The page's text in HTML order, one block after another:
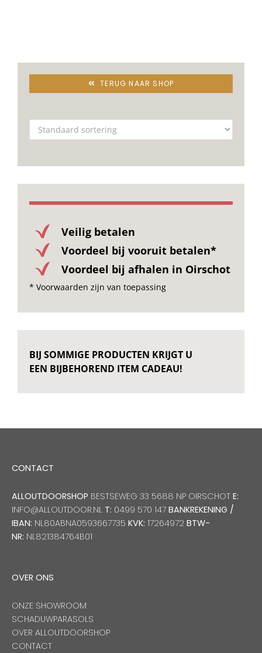
TERUG NAAR SHOP
Veilig betalen
Voordeel bij vooruit betalen*
Voordeel bij afhalen in Oirschot
* Voorwaarden zijn van toepassing
BIJ SOMMIGE PRODUCTEN KRIJGT U
EEN BIJBEHOREND ITEM CADEAU!
CONTACT
ALLOUTDOORSHOP BESTSEWEG 33 5688 NP OIRSCHOT E:
INFO@ALLOUTDOOR.NL T: 0499 570 147 BANKREKENING /
IBAN: NL80ABNA0593667735 KVK: 17264972 BTW-
NR: NL821384764B01
OVER ONS
ONZE SHOWROOM
SCHADUWPARASOLS
OVER ALLOUTDOORSHOP
CONTACT